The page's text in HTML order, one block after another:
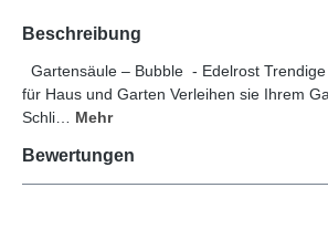
Beschreibung
Gartensäule – Bubble - Edelrost
für Haus und Garten Verleihen sie Ihrem
Schli… Mehr
Bewertungen